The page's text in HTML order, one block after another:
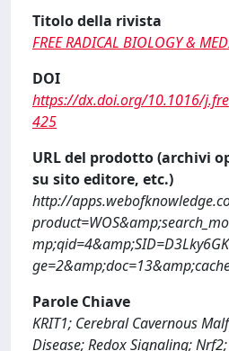
Titolo della rivista
FREE RADICAL BIOLOGY &
DOI
https://dx.doi.org/10.1016/
425
URL del prodotto (archivi
su sito editore, etc.)
http://
Parole Chiave
KRIT1; Cerebral Cavernous
Disease; Redox Signaling;